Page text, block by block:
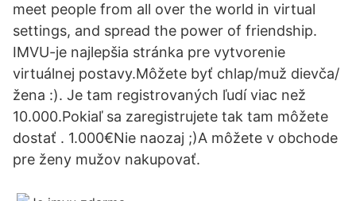
meet people from all over the world in virtual
settings, and spread the power of friendship.
IMVU-je najlepšia stránka pre vytvorenie
virtuálnej postavy.Môžete byť chlap/muž dievča/
žena :). Je tam registrovaných ľudí viac než
10.000.Pokiaľ sa zaregistrujete tak tam môžete
dostať . 1.000€Nie naozaj ;)A môžete v obchode
pre ženy mužov nakupovať.